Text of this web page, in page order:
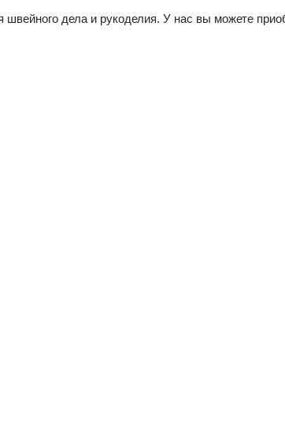
дела и рукоделия. У нас вы можете